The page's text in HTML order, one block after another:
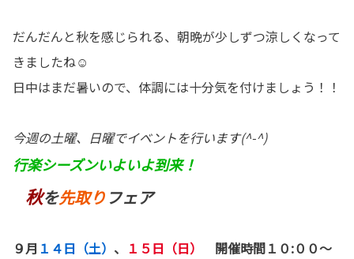
だんだんと秋を感じられる、朝晩が少しずつ涼しくなって
きましたね☺
日中はまだ暑いので、体調には十分気を付けましょう！！
今週の土曜、日曜でイベントを行います(^-^)
行楽シーズンいよいよ到来！
秋を先取り フェア
９月 １４日（土） 、 １５日（日）
開催時間１０:００～